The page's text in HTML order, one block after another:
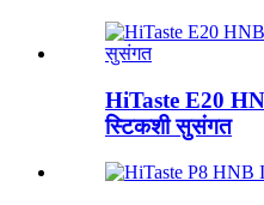
HiTaste E20
स्टिकशी सुसंगत